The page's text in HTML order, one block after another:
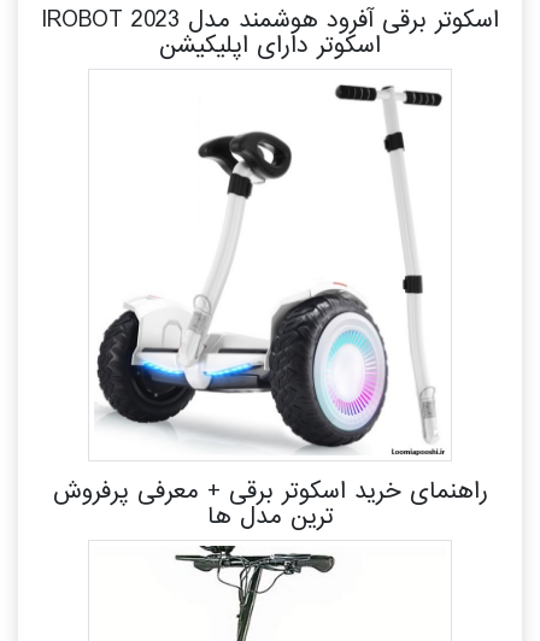
اسکوتر برقی آفرود هوشمند مدل IROBOT 2023
اسکوتر دارای اپلیکیشن
راهنمای خرید اسکوتر برقی + معرفی پرفروش
ترین مدل ها